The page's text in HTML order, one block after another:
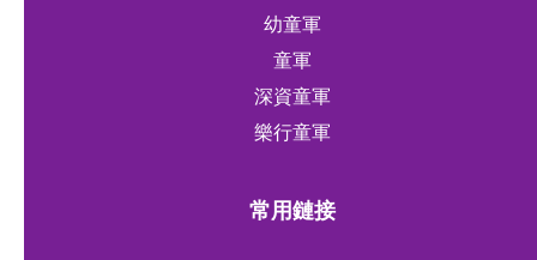
幼童軍
童軍
深資童軍
樂行童軍
常用鏈接